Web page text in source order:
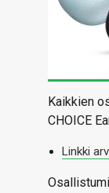
VAIHDA TEEMA
HAKU
Kaikkien
CHOICE
Linkki